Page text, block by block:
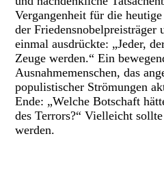
Vergangenheit für die
der Friedensnobelpreisträger
einmal ausdrückte: „Jeder,
Zeuge werden.“ Ein
Ausnahmemenschen, das
populistischer Strömungen
Ende: „Welche Botschaft
des Terrors?“ Vielleicht
werden.